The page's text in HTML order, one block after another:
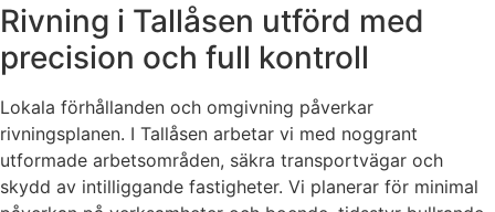
Rivning i Tallåsen utförd med
precision och full kontroll
Lokala förhållanden och omgivning påverkar
rivningsplanen. I Tallåsen arbetar vi med noggrant
utformade arbetsområden, säkra transportvägar och
skydd av intilliggande fastigheter. Vi planerar för minimal